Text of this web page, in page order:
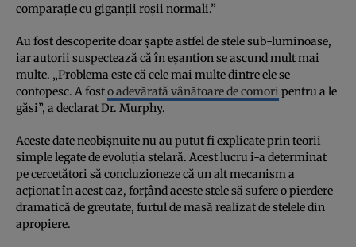
comparație cu giganții roșii normali.”
Au fost descoperite doar șapte astfel de stele sub-luminoase,
iar autorii suspectează că în eșantion se ascund mult mai
multe. „Problema este că cele mai multe dintre ele se
contopesc. A fosto adevărată vânătoare de comori pentru a le
găsi”, a declarat Dr. Murphy.
Aceste date neobișnuite nu au putut fi explicate prin teorii
simple legate de evoluția stelară. Acest lucru i-a determinat
pe cercetători să concluzioneze că un alt mecanism a
acționat în acest caz, forțând aceste stele să sufere o pierdere
dramatică de greutate, furtul de masă realizat de stelele din
apropiere.